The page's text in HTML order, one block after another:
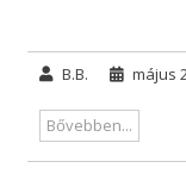
B.B. május
Bővebben...